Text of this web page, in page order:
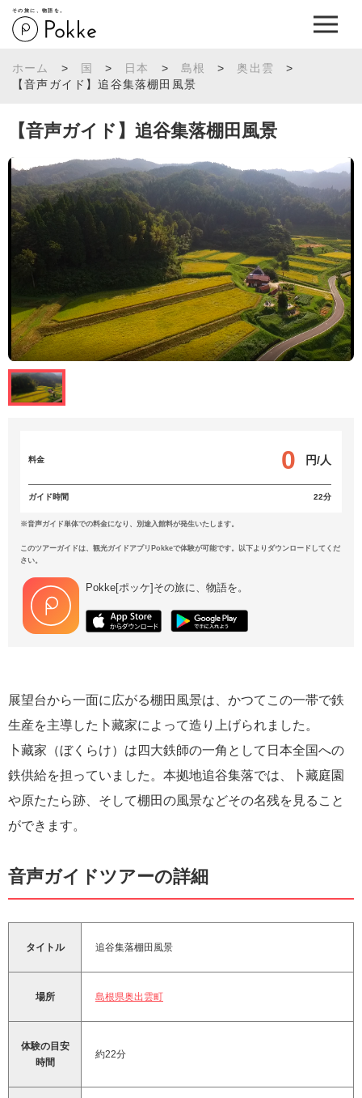
その旅に、物語を。
ホーム > 国 > 日本 > 島根 > 奥出雲
>
【音声ガイド】追谷集落棚田風景
【音声ガイド】追谷集落棚田風景
料金 0 円/人
ガイド時間 22分
※音声ガイド単体での料金になり、別途入館料が発生いたします。
このツアーガイドは、観光ガイドアプリPokkeで体験が可能です。以下よりダウンロードしてくだ
さい。
Pokke[ポッケ]その旅に、物語を。
展望台から一面に広がる棚田風景は、かつてこの一帯で鉄
生産を主導した卜藏家によって造り上げられました。
卜藏家（ぼくらけ）は四大鉄師の一角として日本全国への
鉄供給を担っていました。本拠地追谷集落では、卜藏庭園
や原たたら跡、そして棚田の風景などその名残を見ること
ができます。
音声ガイドツアーの詳細
タイトル 追谷集落棚田風景
場所 島根県奥出雲町
体験の目安
時間
約22分